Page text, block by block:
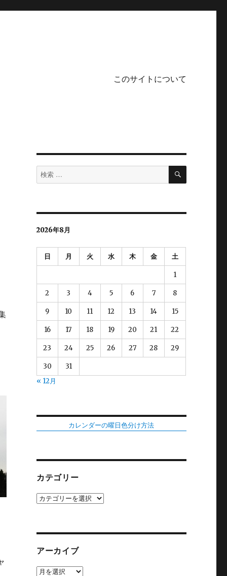
このサイトについて
検
索
検
2026年8月
日 月 火 水 木 金 土
1
2 3 4 5 6 7 8
9 10 11 12 13 14 15
16 17 18 19 20 21 22
23 24 25 26 27 28 29
30
31
« 12月
カレンダーの曜日色分け方法
カテゴリー
カ
アーカイブ
ア